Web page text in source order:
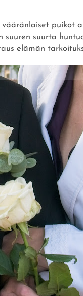
puikot
suurta
elämän